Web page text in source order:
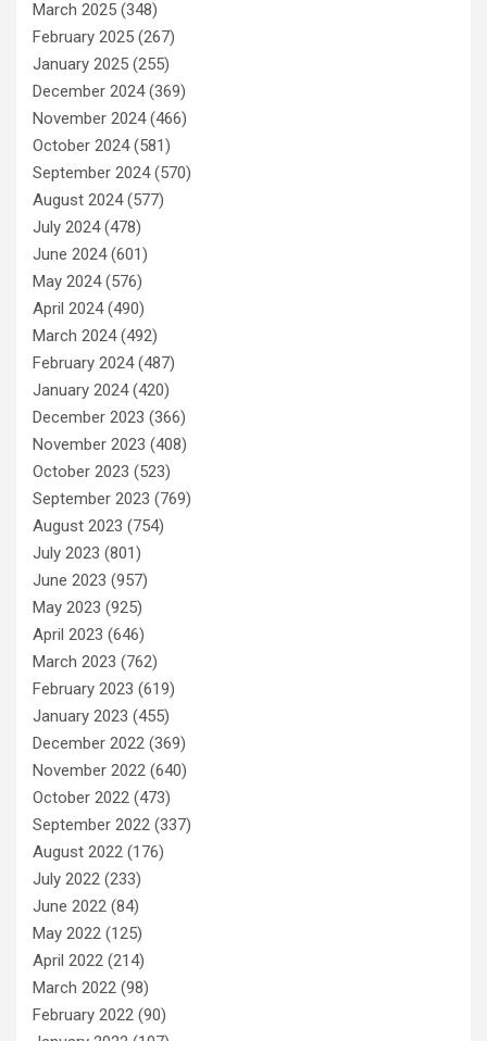
March 2025 (348)
February 2025 (267)
January 2025 (255)
December 2024(369)
November 2024(466)
October 2024(581)
September 2024(570)
August 2024(577)
July 2024(478)
June 2024(601)
May 2024(576)
April 2024(490)
March 2024(492)
February 2024(487)
January 2024(420)
December 2023 (366)
November 2023 (408)
October 2023 (523)
September 2023 (769)
August 2023 (754)
July 2023 (801)
June 2023 (957)
May 2023 (925)
April 2023 (646)
March 2023 (762)
February 2023 (619)
January 2023 (455)
December 2022 (369)
November 2022 (640)
October 2022 (473)
September 2022 (337)
August 2022 (176)
July 2022 (233)
June 2022 (84)
May 2022 (125)
April 2022 (214)
March 2022 (98)
February 2022 (90)